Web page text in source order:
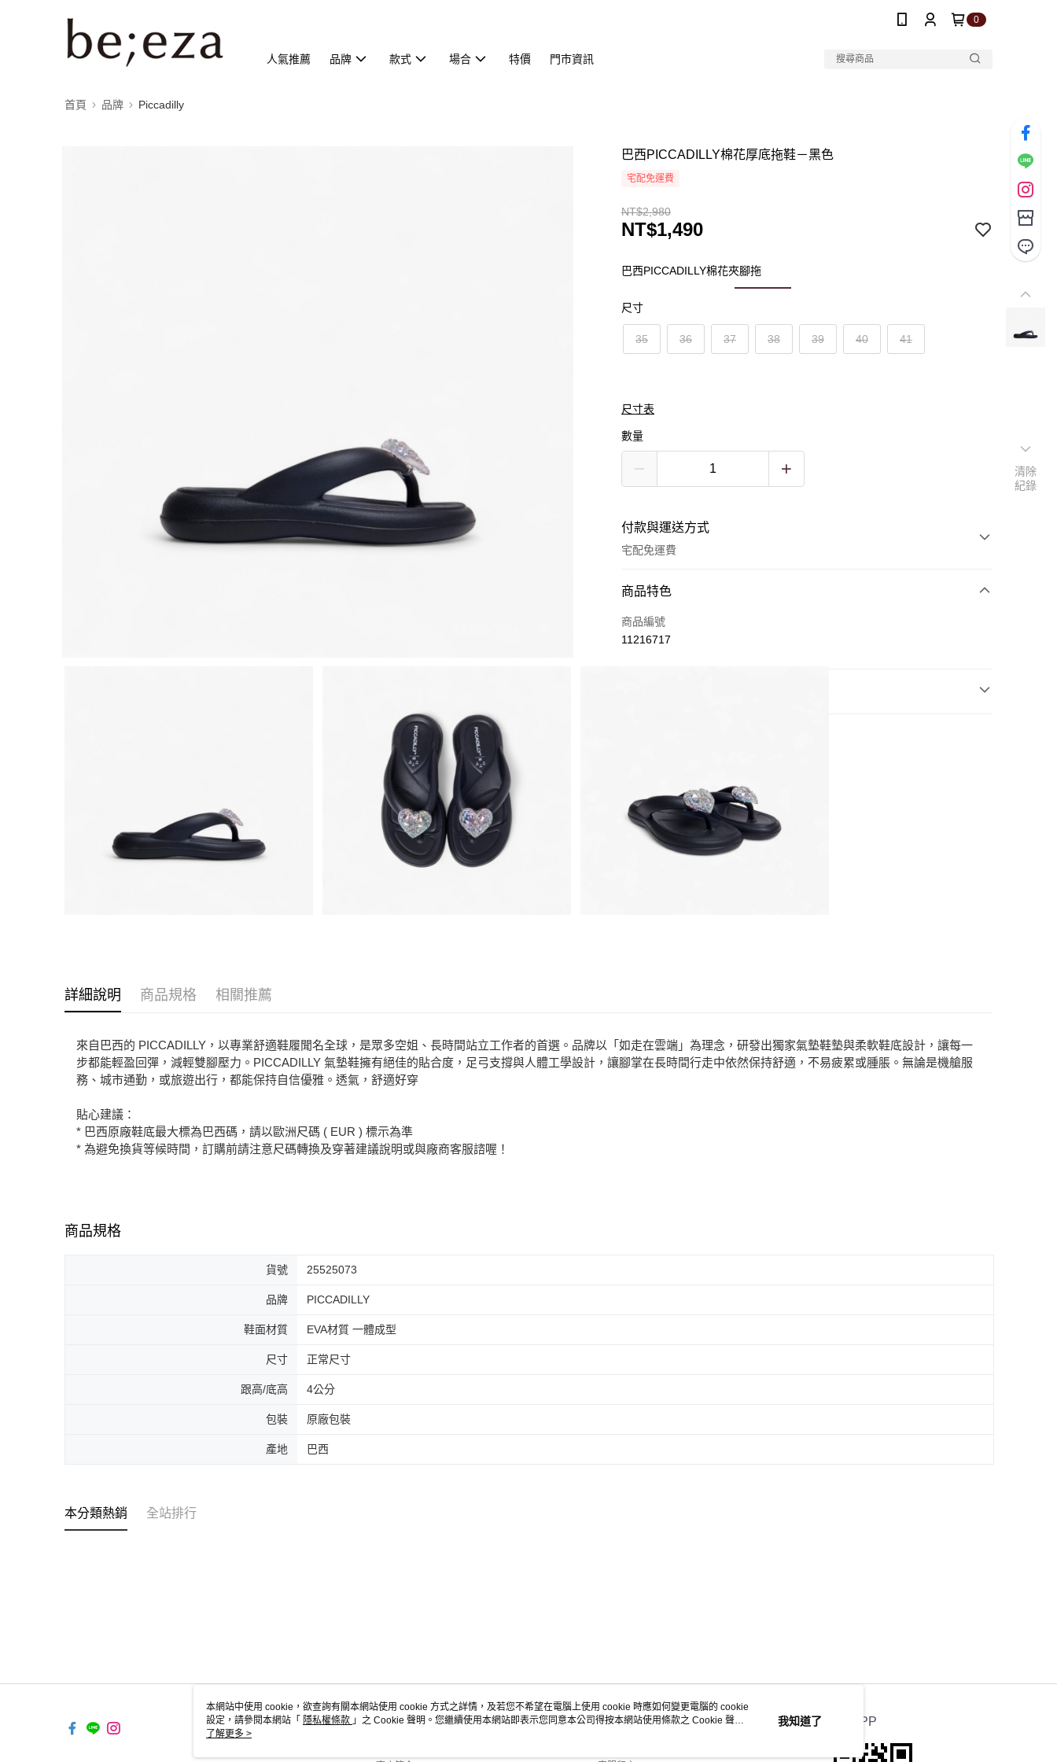
0
人氣推薦 品牌 款式 場合 特價 門市資訊
首頁 品牌 Piccadilly
巴西PICCADILLY棉花厚底拖鞋－黑色
宅配免運費
NT$2,980
NT$1,490
巴西PICCADILLY棉花夾腳拖
尺寸
35 36 37 38 39 40 41
尺寸表
數量
付款與運送方式
宅配免運費
付款方式
信用卡一次付款
宅配
免運費
商品特色
商品編號
11216717
詳細說明 商品規格 相關推薦
來自巴西的 PICCADILLY，以專業舒適鞋履聞名全球，是眾多空姐、長時間站立工作者的首選。品牌以「如走在雲端」為理念，研發出獨家氣墊鞋墊與柔軟鞋底設計，讓每一
步都能輕盈回彈，減輕雙腳壓力。PICCADILLY 氣墊鞋擁有絕佳的貼合度，足弓支撐與人體工學設計，讓腳掌在長時間行走中依然保持舒適，不易疲累或腫脹。無論是機艙服
務、城市通勤，或旅遊出行，都能保持自信優雅。透氣，舒適好穿
貼心建議：
* 巴西原廠鞋底最大標為巴西碼，請以歐洲尺碼 ( EUR ) 標示為準
* 為避免換貨等候時間，訂購前請注意尺碼轉換及穿著建議說明或與廠商客服諮喔！
商品規格
貨號 25525073
品牌 PICCADILLY
鞋面材質 EVA材質 一體成型
尺寸 正常尺寸
跟高/底高 4公分
包裝 原廠包裝
產地 巴西
本分類熱銷 全站排行
關於我們 客服資訊 官方APP
清除
紀錄
本網站中使用 cookie，欲查詢有關本網站使用 cookie 方式之詳情，及若您不希望在電腦上使用 cookie 時應如何變更電腦的 cookie
設定，請參閱本網站「 隱私權條款 」之 Cookie 聲明。您繼續使用本網站即表示您同意本公司得按本網站使用條款之 Cookie 聲明
使用 cookie。
了解更多 >
我知道了